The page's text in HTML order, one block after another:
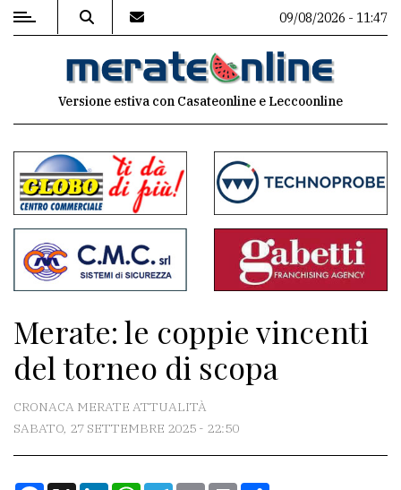
MENU
commenti
Contenuti
del
sito
Associazioni
Meteo
La
09/08/2026 - 11:47
Versione estiva con Casateonline e Leccoonline
Merate: le coppie vincenti
del torneo di scopa
CRONACA MERATE ATTUALITÀ
SABATO, 27 SETTEMBRE 2025 - 22:50